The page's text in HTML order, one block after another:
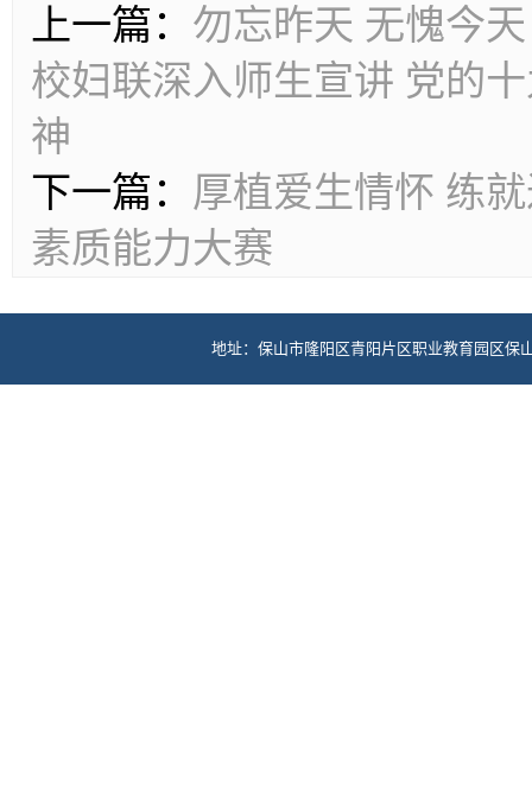
上一篇： 勿忘昨天 无愧今
校妇联深入师生宣讲 党的
神
下一篇： 厚植爱生情怀 练
素质能力大赛
地址：保山市隆阳区青阳片区职业教育园区